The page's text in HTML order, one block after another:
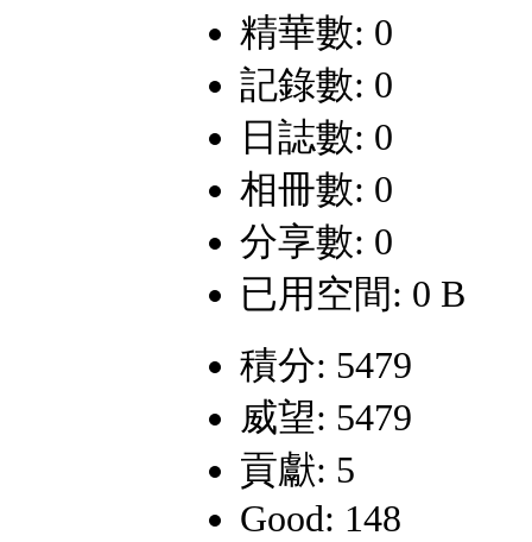
精華數: 0
記錄數: 0
日誌數: 0
相冊數: 0
分享數: 0
已用空間: 0 B
積分: 5479
威望: 5479
貢獻: 5
Good: 148